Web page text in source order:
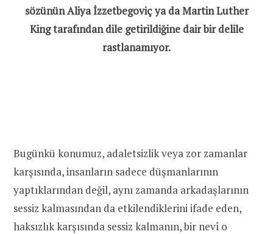
sözünün Aliya İzzetbegoviç ya da Martin Luther
King tarafından dile getirildiğine dair bir delile
rastlanamıyor.
Bugünkü konumuz, adaletsizlik veya zor zamanlar
karşısında, insanların sadece düşmanlarının
yaptıklarından değil, aynı zamanda arkadaşlarının
sessiz kalmasından da etkilendiklerini ifade eden,
haksızlık karşısında sessiz kalmanın, bir nevî o